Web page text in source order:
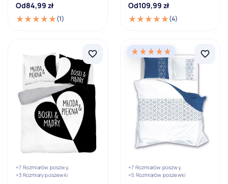
Od84,99 zł
(1)
Od109,99 zł
(4)
+7 Rozmiarów poszwy,
+3 Rozmiary poszewki
+7 Rozmiarów poszwy,
+5 Rozmiarów poszewki